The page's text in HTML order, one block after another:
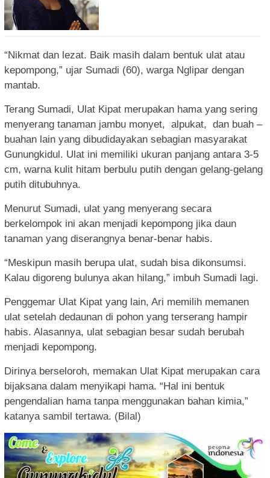
“Nikmat dan lezat. Baik masih dalam bentuk ulat atau
kepompong,” ujar Sumadi (60), warga Nglipar dengan
mantab.
Terang Sumadi, Ulat Kipat merupakan hama yang sering
menyerang tanaman jambu monyet, alpukat, dan buah –
buahan lain yang dibudidayakan sebagian masyarakat
Gunungkidul. Ulat ini memiliki ukuran panjang antara 3-5
cm, warna kulit hitam berbulu putih dengan gelang-gelang
putih ditubuhnya.
Menurut Sumadi, ulat yang menyerang secara
berkelompok ini akan menjadi kepompong jika daun
tanaman yang diserangnya benar-benar habis.
“Meskipun masih berupa ulat, sudah bisa dikonsumsi.
Kalau digoreng bulunya akan hilang,” imbuh Sumadi lagi.
Penggemar Ulat Kipat yang lain, Ari memilih memanen
ulat setelah dedaunan di pohon yang terserang hampir
habis. Alasannya, ulat sebagian besar sudah berubah
menjadi kepompong.
Dirinya berseloroh, memakan Ulat Kipat merupakan cara
bijaksana dalam menyikapi hama. “Hal ini bentuk
pengendalian hama tanpa menggunakan bahan kimia,”
katanya sambil tertawa. (Bilal)